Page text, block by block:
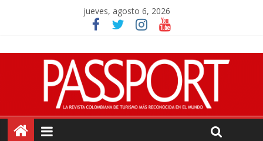
jueves, agosto 6, 2026